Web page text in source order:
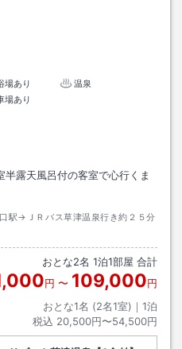
場あり
温泉
場あり
露天風呂付の客室で心行くま
駅→ＪＲバス草津温泉行き約２５分
おとな2名 1泊1部屋 合計
円 〜 109,000円
おとな1名 (2名1室)｜ 1泊
税込 20,500円〜54,500円